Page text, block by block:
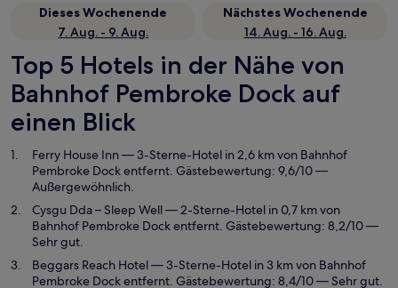
Dieses Wochenende
7. Aug. - 9. Aug.
Nächstes Wochenende
14. Aug. - 16. Aug.
Top 5 Hotels in der Nähe von
Bahnhof Pembroke Dock auf
einen Blick
Ferry House Inn— 3-Sterne-Hotel in 2,6 km von Bahnhof
Pembroke Dock entfernt. Gästebewertung: 9,6/10 —
Außergewöhnlich.
Cysgu Dda – Sleep Well— 2-Sterne-Hotel in 0,7 km von
Bahnhof Pembroke Dock entfernt. Gästebewertung: 8,2/10 —
Sehr gut.
Beggars Reach Hotel— 3-Sterne-Hotel in 3 km von Bahnhof
Pembroke Dock entfernt. Gästebewertung: 8,4/10 — Sehr gut.